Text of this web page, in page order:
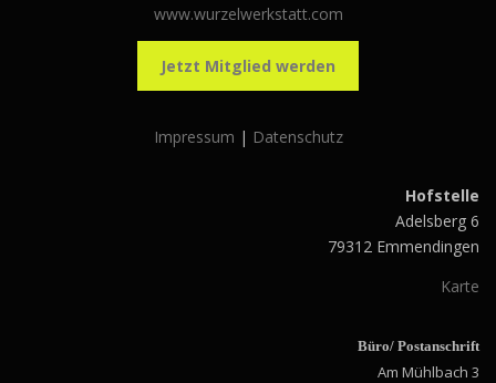
www.wurzelwerkstatt.com
Jetzt Mitglied werden
Impressum | Datenschutz
Hofstelle
Adelsberg 6
79312 Emmendingen
Karte
Büro/ Postanschrift
Am Mühlbach 3